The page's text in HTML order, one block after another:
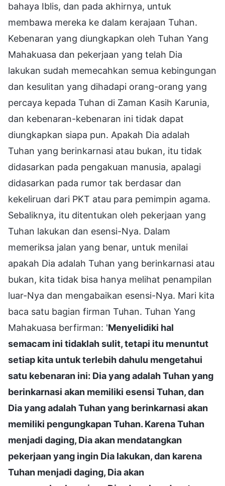
bahaya Iblis, dan pada akhirnya, untuk
membawa mereka ke dalam kerajaan Tuhan.
Kebenaran yang diungkapkan oleh Tuhan Yang
Mahakuasa dan pekerjaan yang telah Dia
lakukan sudah memecahkan semua kebingungan
dan kesulitan yang dihadapi orang-orang yang
percaya kepada Tuhan di Zaman Kasih Karunia,
dan kebenaran-kebenaran ini tidak dapat
diungkapkan siapa pun. Apakah Dia adalah
Tuhan yang berinkarnasi atau bukan, itu tidak
didasarkan pada pengakuan manusia, apalagi
didasarkan pada rumor tak berdasar dan
kekeliruan dari PKT atau para pemimpin agama.
Sebaliknya, itu ditentukan oleh pekerjaan yang
Tuhan lakukan dan esensi-Nya. Dalam
memeriksa jalan yang benar, untuk menilai
apakah Dia adalah Tuhan yang berinkarnasi atau
bukan, kita tidak bisa hanya melihat penampilan
luar-Nya dan mengabaikan esensi-Nya. Mari kita
baca satu bagian firman Tuhan. Tuhan Yang
Mahakuasa berfirman: 'Menyelidiki hal
semacam ini tidaklah sulit, tetapi itu menuntut
setiap kita untuk terlebih dahulu mengetahui
satu kebenaran ini: Dia yang adalah Tuhan yang
berinkarnasi akan memiliki esensi Tuhan, dan
Dia yang adalah Tuhan yang berinkarnasi akan
memiliki pengungkapan Tuhan. Karena Tuhan
menjadi daging, Dia akan mendatangkan
pekerjaan yang ingin Dia lakukan, dan karena
Tuhan menjadi daging, Dia akan